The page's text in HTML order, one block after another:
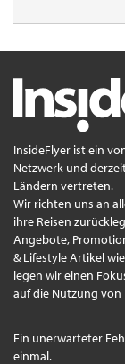
InsideFlyer ist ein
Netzwerk und
Ländern vertreten.
Wir richten uns an
ihre Reisen
Angebote,
& Lifestyle Artikel
legen wir einen
auf die Nutzung
Ein unerwarteter
einmal.